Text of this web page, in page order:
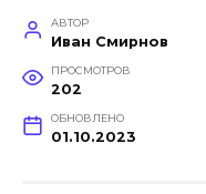
АВТОР
Иван Смирнов
ПРОСМОТРОВ
202
ОБНОВЛЕНО
01.10.2023